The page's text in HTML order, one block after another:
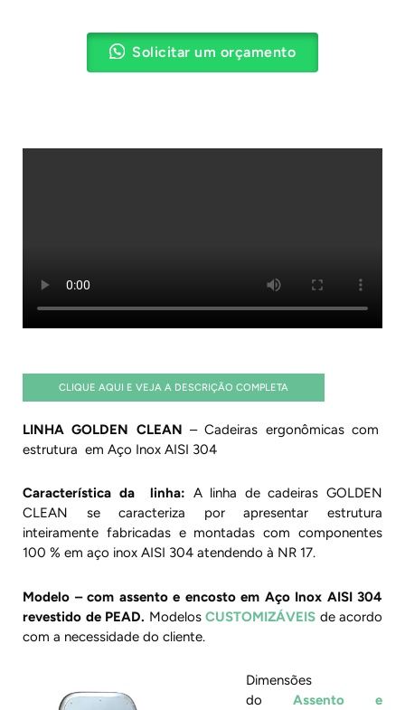
Solicitar um orçamento
CLIQUE AQUI E VEJA A DESCRIÇÃO COMPLETA
LINHA GOLDEN CLEAN – Cadeiras ergonômicas com
estrutura em Aço Inox AISI 304
Característica da linha: A linha de cadeiras GOLDEN
CLEAN se caracteriza por apresentar estrutura
inteiramente fabricadas e montadas com componentes
100 % em aço inox AISI 304 atendendo à NR 17.
Modelo – com assento e encosto em Aço Inox AISI 304
revestido de PEAD. Modelos CUSTOMIZÁVEIS de acordo
com a necessidade do cliente.
Dimensões
do Assento e